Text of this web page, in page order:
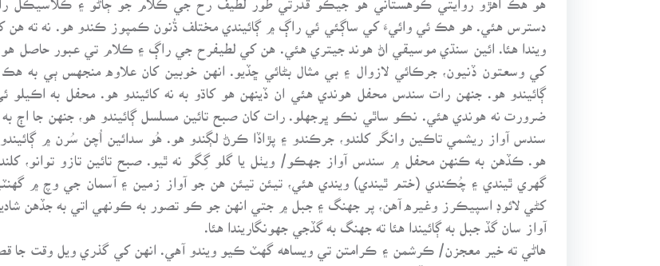
دسترس هئي. هو هڪ ئي وائيءَ کي ساڳئي ئي راڳ ۾ ڳائيندي مختلف ڌُنون ڪمپوز ڪندو هو. نه ته هن
ويندا هئا. ائين سنڌي موسيقي اڻ هوند جيتري هئي. هن کي لطيفرح جي راڳ ۽ ڪلام تي عبور حاصل
کي وسعتون ڏنيون، جرڪائي لازوال ۽ بي مثال بڻائي ڇڏيو. انهن خوبين کان علاوه منجهس ٻي به
ڳائيندو هو. جنهن رات سندس محفل هوندي هئي ان ڏينهن هو کاڌو به نه کائيندو هو. محفل به
ضرورت نه هوندي هئي. نڪو ساٿي نڪو ڀرجهلو. رات کان صبح تائين مسلسل ڳائيندو هو، جنهن جا اڄ به
سندس آواز ريشمي تاڪين وانگر کلندو، جرڪندو ۽ پڙاڏا ڪرڻ لڳندو هو. هُو سدائين اُچن سُرن ۾
هو. ڪڏهن به ڪنهن محفل ۾ سندس آواز جهڪو/ ويٺل يا گلو گِگو نه ٿيو. صبح تائين تازو توانو،
گهري ٿيندي ۽ چُڪندي (ختم ٿيندي) ويندي هئي، تيئن تيئن هن جو آواز زمين ۽ آسمان جي وچ ۾
کڻي لائوڊ اسپيڪرز وغيره آهن، پر جهنگ ۽ جبل ۾ جتي انهن جو ڪو تصور به ڪونهي اتي به جڏهن
آواز سان گڏ جبل به ڳائيندا هئا ته جهنگ به گڏجي جهونگاريندا هئا.
هاڻي ته خير معجزن/ ڪرشمن ۽ ڪرامتن تي ويساهه گهٽ ڪيو ويندو آهي. انهن کي گذري ويل وقت جا